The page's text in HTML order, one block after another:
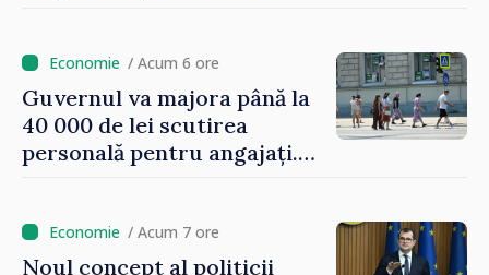
/ Acum 6 ore
Guvernul va majora până la
40 000 de lei scutirea
personală pentru angajați.
oamenilor”/ Acum 7 ore
Noul concept al politicii